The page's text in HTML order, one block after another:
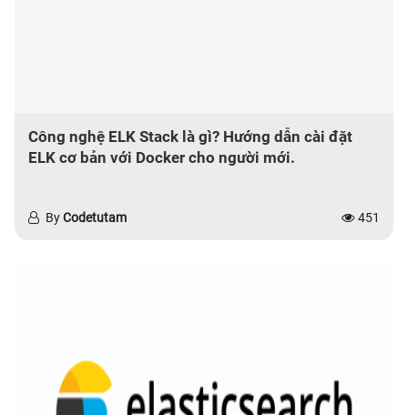
Công nghệ ELK Stack là gì? Hướng dẫn cài đặt
ELK cơ bản với Docker cho người mới.
ByCodetutam 451